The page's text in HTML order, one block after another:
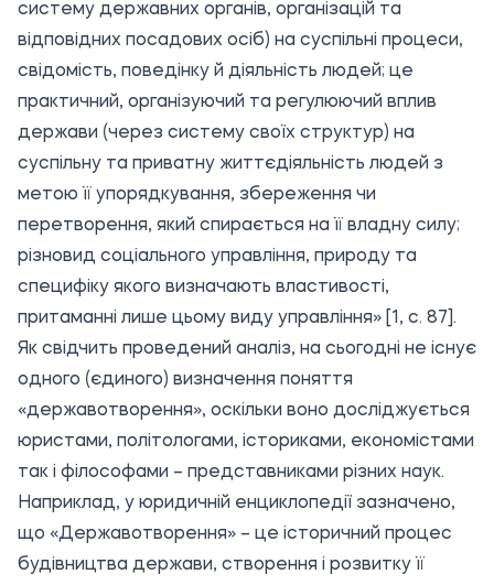
систему державних органів, організацій та
відповідних посадових осіб) на суспільні процеси,
свідомість, поведінку й діяльність людей; це
практичний, організуючий та регулюючий вплив
держави (через систему своїх структур) на
суспільну та приватну життєдіяльність людей з
метою її упорядкування, збереження чи
перетворення, який спирається на її владну силу;
різновид соціального управління, природу та
специфіку якого визначають властивості,
притаманні лише цьому виду управління» [1, с. 87].
Як свідчить проведений аналіз, на сьогодні не існує
одного (єдиного) визначення поняття
«державотворення», оскільки воно досліджується
юристами, політологами, істориками, економістами
так і філософами – представниками різних наук.
Наприклад, у юридичній енциклопедії зазначено,
що «Державотворення» – це історичний процес
будівництва держави, створення і розвитку її